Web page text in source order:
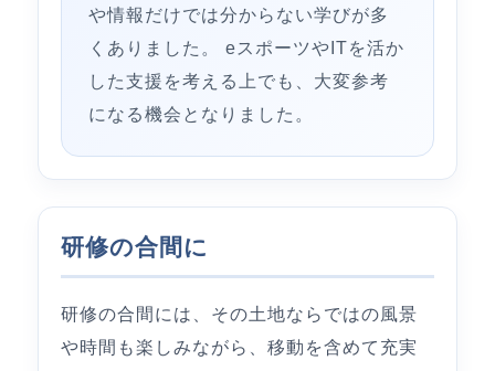
や情報だけでは分からない学びが多
くありました。 eスポーツやITを活か
した支援を考える上でも、大変参考
になる機会となりました。
研修の合間に
研修の合間には、その土地ならではの風景
や時間も楽しみながら、移動を含めて充実